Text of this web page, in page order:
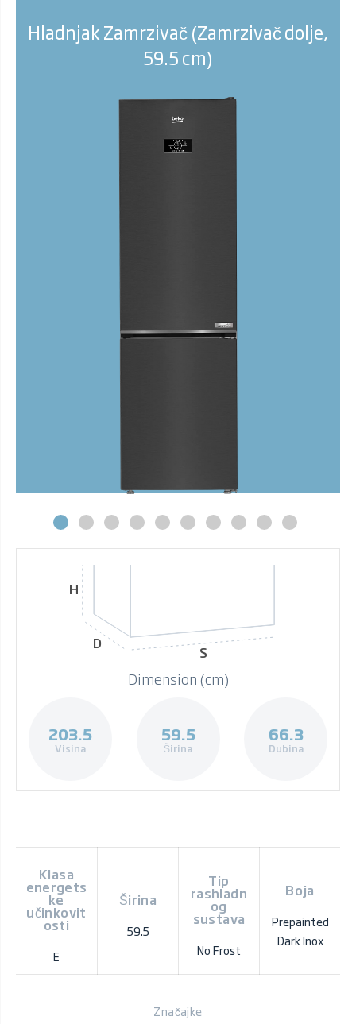
Hladnjak Zamrzivač (Zamrzivač dolje,
59.5 cm)
H
D
S
Dimension (cm)
203.5
Visina
59.5
Širina
66.3
Dubina
Klasa
energets
ke
učinkovit
osti
E
Širina
59.5
Tip
rashladn
og
sustava
No Frost
Boja
Prepainted
Dark Inox
Značajke